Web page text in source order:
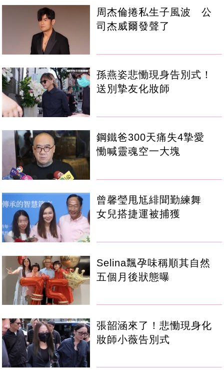
周杰倫捲私生子風波 公
司杰威爾發聲了
孫燕姿悲慟現身告別式！
送別摯友化妝師
鋼鐵爸300天痛失4摯愛
慟喊靈魂空一大塊
曾馨瑩甩尪緋聞勤練舞
女兒搭捷運被捕獲
Selina飄孕味稱順其自然
五個月後狀態曝
張韶涵來了！悲慟現身化
妝師小薇告別式